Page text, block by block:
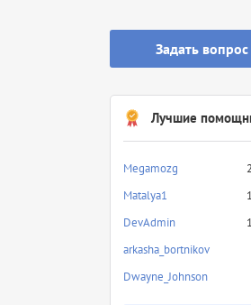
Задать вопрос
Лучшие
Megamozg
Matalya1
DevAdmin
arkasha_bortnikov
Dwayne_Johnson